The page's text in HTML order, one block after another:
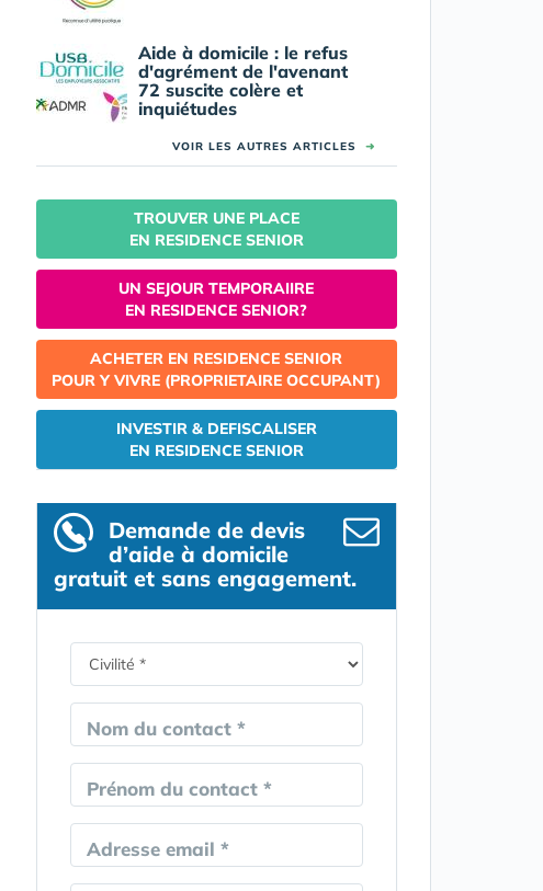
Aide à domicile : le refus
d'agrément de l'avenant
72 suscite colère et
inquiétudes
VOIR LES AUTRES ARTICLES ➜
TROUVER UNE PLACE
EN RESIDENCE SENIOR
UN SEJOUR TEMPORAIIRE
EN RESIDENCE SENIOR?
ACHETER EN RESIDENCE SENIOR
POUR Y VIVRE (PROPRIETAIRE OCCUPANT)
INVESTIR & DEFISCALISER
EN RESIDENCE SENIOR
Demande de devis
d’aide à domicile
gratuit et sans engagement.
Nom du contact *
Prénom du contact *
Adresse email *